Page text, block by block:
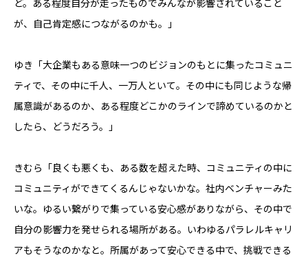
が、自己肯定感につながるのかも。」
ゆき「大企業もある意味一つのビジョンのもとに集ったコミュニ
ティで、その中に千人、一万人といて。その中にも同じような帰
属意識があるのか、ある程度どこかのラインで諦めているのかと
したら、どうだろう。」
きむら「良くも悪くも、ある数を超えた時、コミュニティの中に
コミュニティができてくるんじゃないかな。社内ベンチャーみた
いな。ゆるい繋がりで集っている安心感がありながら、その中で
自分の影響力を発せられる場所がある。いわゆるパラレルキャリ
アもそうなのかなと。所属があって安心できる中で、挑戦できる